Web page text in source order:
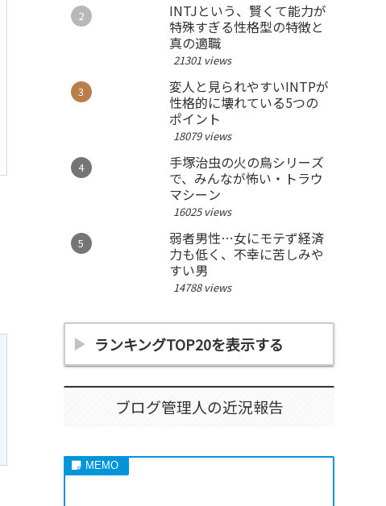
INTJという、賢くて能力が
特殊すぎる性格型の特徴と
真の適職
21301 views
変人と見られやすいINTPが
性格的に壊れている5つの
ポイント
18079 views
手塚治虫の火の鳥シリーズ
で、みんなが怖い・トラウ
マシーン
16025 views
弱者男性…女にモテず経済
力も低く、不幸に苦しみや
すい男
14788 views
ランキングTOP20を表示する
ブログ管理人の近況報告